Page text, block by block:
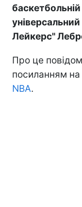
баскетбольній
Лейкерс"
Про це
посиланням на
NBA.